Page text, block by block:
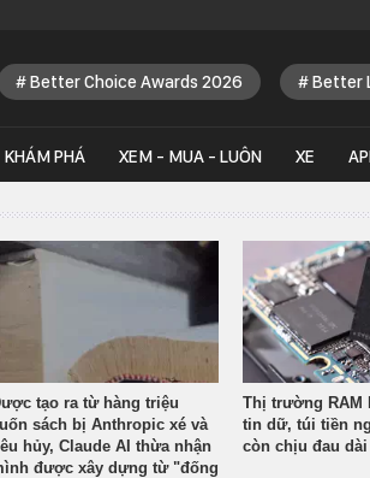
Better Choice Awards 2026 Better
KHÁM PHÁ XEM - MUA - LUÔN XE
tạo ra từ hàng triệu
sách bị Anthropic xé và
hủy, Claude AI thừa nhận
được xây dựng từ "đống
Thị trường RAM
tin dữ, túi tiền
còn chịu đau dài